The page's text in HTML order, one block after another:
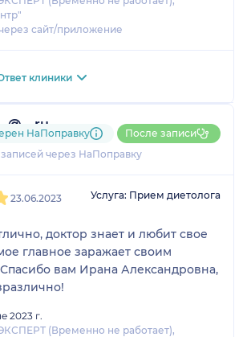
заботливый в общении человек.
сайт/приложение
клиники
через НаПоправку
НаПоправку После записи
23.06.2023 Услуга: Прием диетолога
доктор знает и любит свое
главное заражает своим
вам Ирана Александровна,
2023 г.
(Временно не работает),